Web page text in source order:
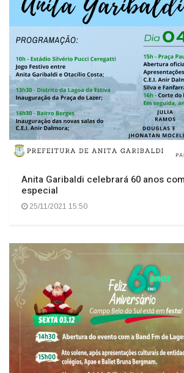
Anita Garibaldi celebrará 60 anos
especial
25/11/2021 15:50